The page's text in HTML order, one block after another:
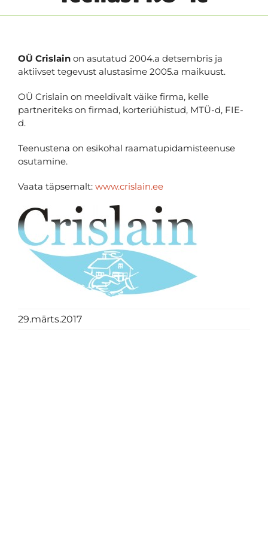
OÜ Crislain on asutatud 2004.a detsembris ja
aktiivset tegevust alustasime 2005.a maikuust.
OÜ Crislain on meeldivalt väike firma, kelle
partneriteks on firmad, korteriühistud, MTÜ-d, FIE-
d.
Teenustena on esikohal raamatupidamisteenuse
osutamine.
Vaata täpsemalt: www.crislain.ee
29.märts.2017